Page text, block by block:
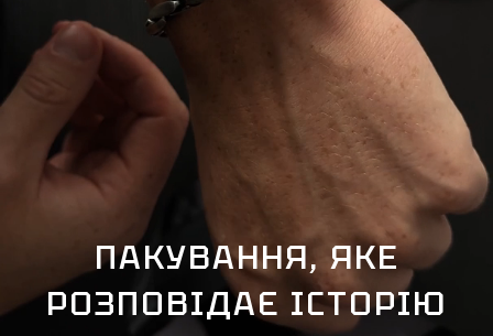
ПАКУВАННЯ, ЯКЕ
РОЗПОВІДАЄ ІСТОРІЮ